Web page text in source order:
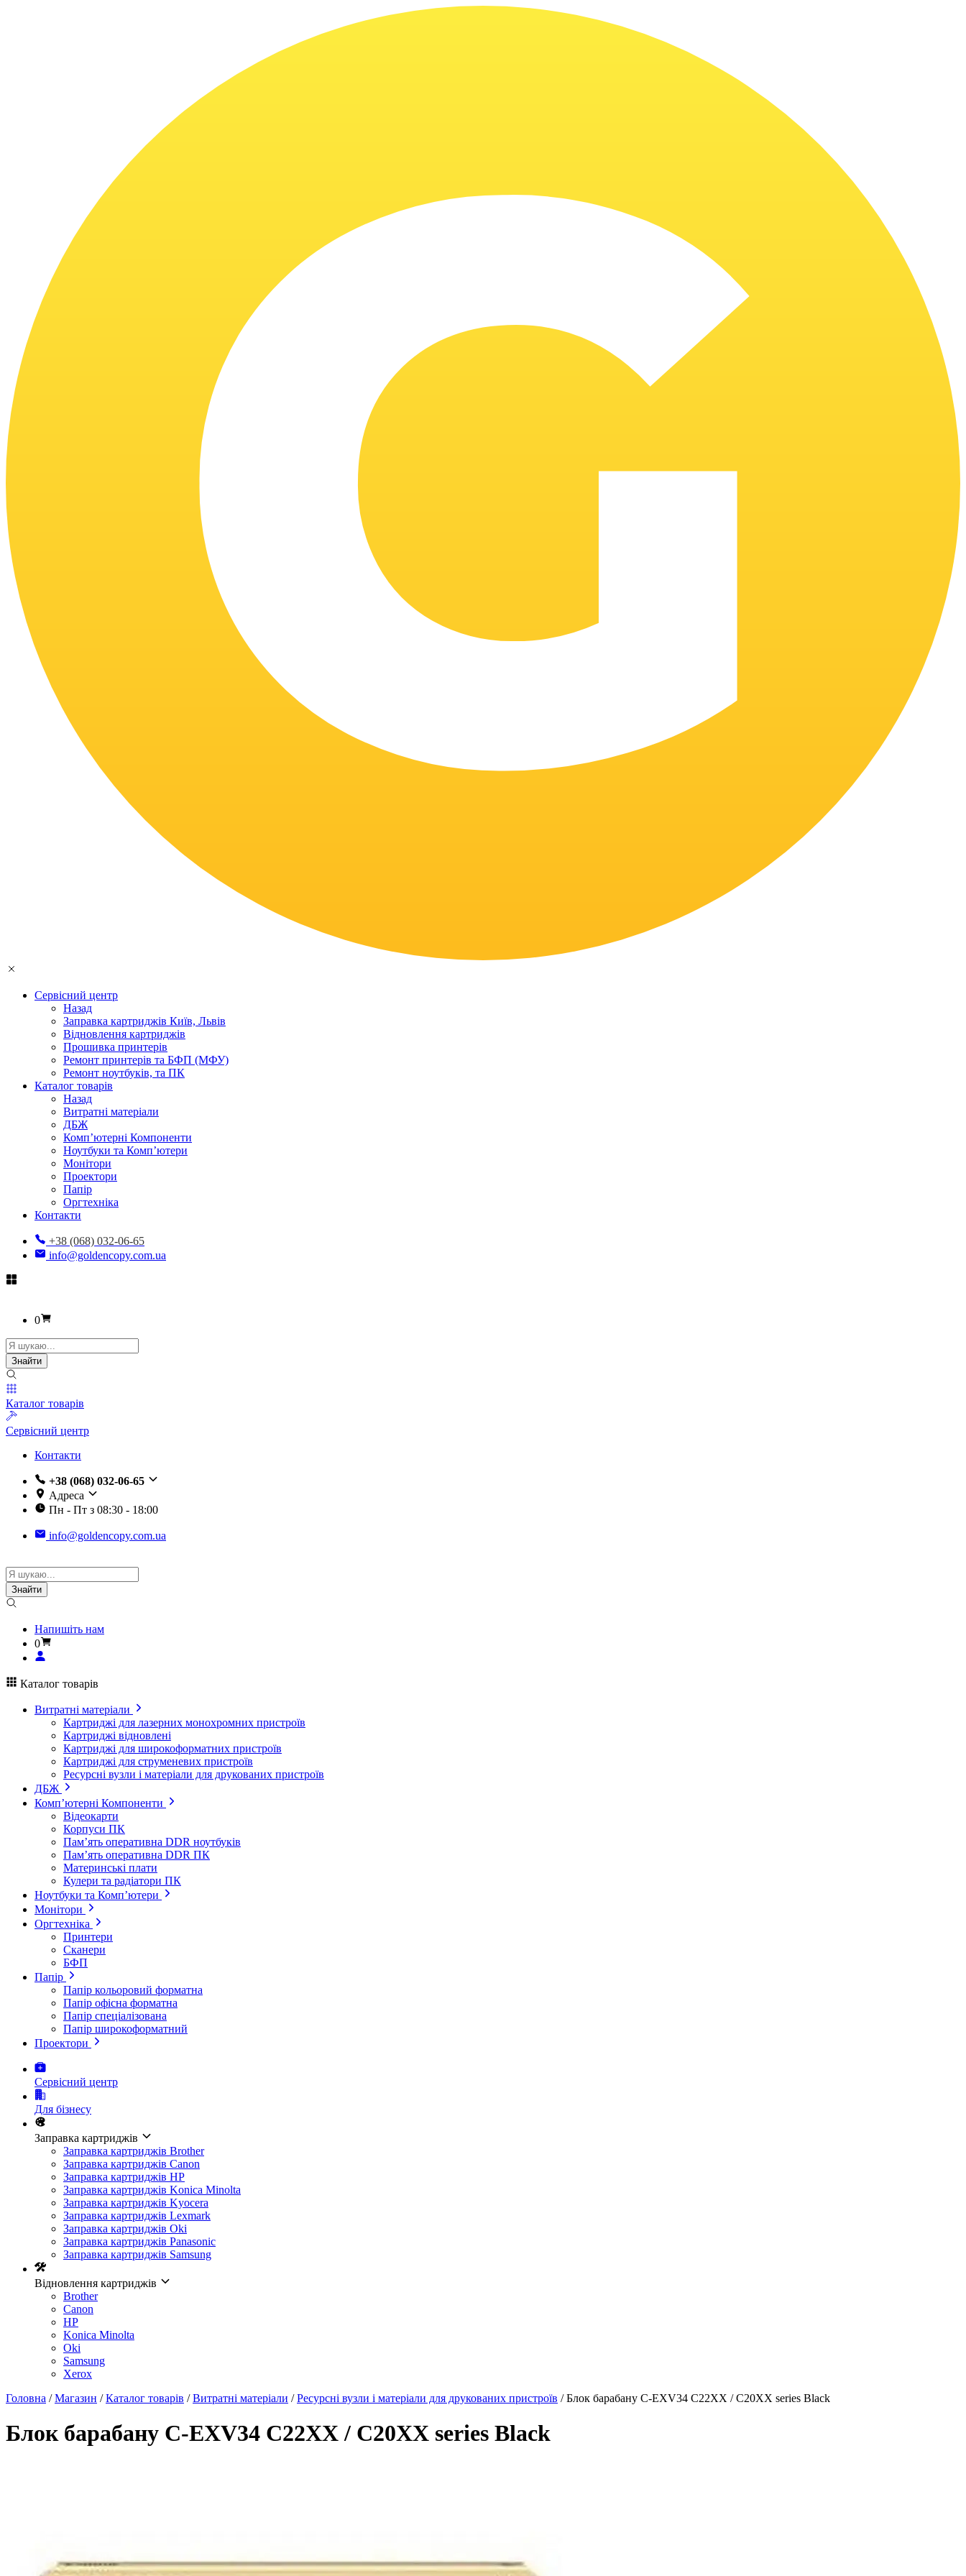
Сервісний центр
Назад
Заправка картриджів Київ, Львів
Відновлення картриджів
Прошивка принтерів
Ремонт принтерів та БФП (МФУ)
Ремонт ноутбуків, та ПК
Каталог товарів
Назад
Витратні матеріали
ДБЖ
Комп’ютерні Компоненти
Ноутбуки та Комп’ютери
Монітори
Проектори
Папір
Оргтехніка
Контакти
+38 (068) 032-06-65
info@goldencopy.com.ua
0
Пошук
товарів
Знайти
Каталог товарів
Сервісний центр
Контакти
+38 (068) 032-06-65
Адреса
Пн - Пт з 08:30 - 18:00
info@goldencopy.com.ua
Пошук
товарів
Знайти
Напишіть нам
0
Каталог товарів
Витратні матеріали
Картриджі для лазерних монохромних пристроїв
Картриджі відновлені
Картриджі для широкоформатних пристроїв
Картриджі для струменевих пристроїв
Ресурсні вузли і матеріали для друкованих пристроїв
ДБЖ
Комп’ютерні Компоненти
Відеокарти
Корпуси ПК
Пам’ять оперативна DDR ноутбуків
Пам’ять оперативна DDR ПК
Материнські плати
Кулери та радіатори ПК
Ноутбуки та Комп’ютери
Монітори
Оргтехніка
Принтери
Сканери
БФП
Папір
Папір кольоровий форматна
Папір офісна форматна
Папір спеціалізована
Папір широкоформатний
Проектори
Сервісний центр
Для бізнесу
Заправка картриджів
Заправка картриджів Brother
Заправка картриджів Canon
Заправка картриджів HP
Заправка картриджів Konica Minolta
Заправка картриджів Kyocera
Заправка картриджів Lexmark
Заправка картриджів Oki
Заправка картриджів Panasonic
Заправка картриджів Samsung
Відновлення картриджів
Brother
Canon
HP
Konica Minolta
Oki
Samsung
Xerox
Головна /Магазин /Каталог товарів /Витратні матеріали /Ресурсні вузли і матеріали для друкованих пристроїв / Блок барабану C-EXV34 C22XX / C20XX series Black
Блок барабану C-EXV34 C22XX / C20XX series Black